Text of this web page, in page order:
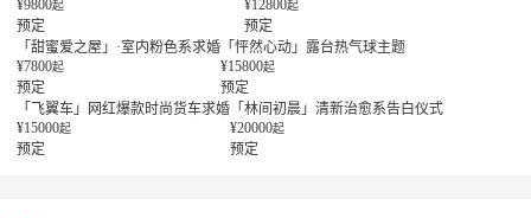
¥9800起
预定
¥12800起
预定
「甜蜜爱之屋」·室内粉色系求婚
¥7800起
预定
「怦然心动」露台热气球主题
¥15800起
预定
「飞翼车」网红爆款时尚货车求婚
¥15000起
预定
「林间初晨」清新治愈系告白仪式
¥20000起
预定